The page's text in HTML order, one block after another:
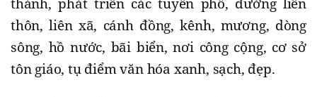
thôn, liên xã, cánh đồng, kênh, mương, dòng
sông, hồ nước, bãi biển, nơi công cộng, cơ sở
tôn giáo, tụ điểm văn hóa xanh, sạch, đẹp.